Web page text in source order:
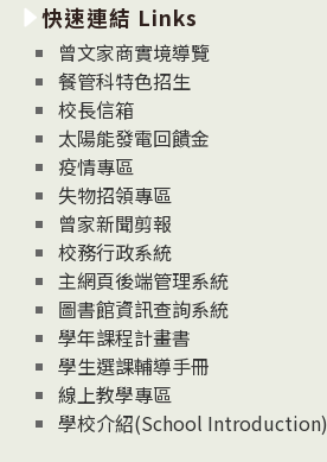
消
息
News
快速連結 Links
曾文家商實境導覽
餐管科特色招生
校長信箱
太陽能發電回饋金
疫情專區
失物招領專區
曾家新聞剪報
校務行政系統
主網頁後端管理系統
圖書館資訊查詢系統
學年課程計畫書
學生選課輔導手冊
線上教學專區
學校介紹(School Introduction)